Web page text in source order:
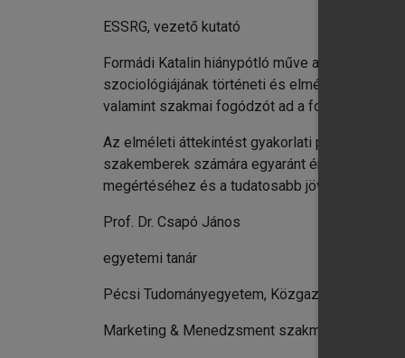
ESSRG, vezető kutató
Formádi Katalin hiánypótló műve a
szociológiájának történeti és elméleti
valamint szakmai fogódzót ad a fogyasztói
Az elméleti áttekintést gyakorlati példákkal
szakemberek számára egyaránt értékes,
megértéséhez és a tudatosabb jövő
Prof. Dr. Csapó János
egyetemi tanár
Pécsi Tudományegyetem,
Marketing & Menedzsment szakmai folyóirat